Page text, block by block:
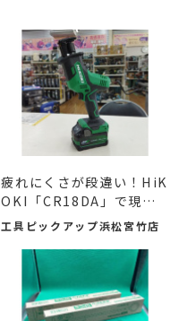
疲れにくさが段違い！HiK
OKI「CR18DA」で現場
の作...
工具ピックアップ浜松宮竹店